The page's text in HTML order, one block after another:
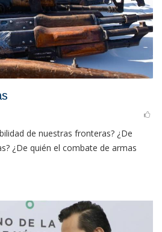
de nuestras fronteras? ¿De
¿De quién el combate de armas